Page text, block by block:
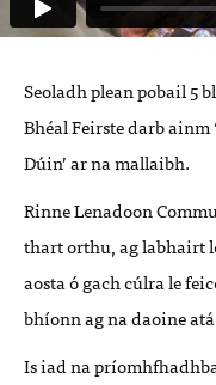
Seoladh plean pobail 5
Bhéal Feirste darb ainm
Dúin’ ar na mallaibh.
Rinne Lenadoon
thart orthu, ag labhairt
aosta ó gach cúlra le
bhíonn ag na daoine
Is iad na